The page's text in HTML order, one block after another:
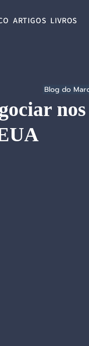
ARTIGOS LIVROS
Blog do